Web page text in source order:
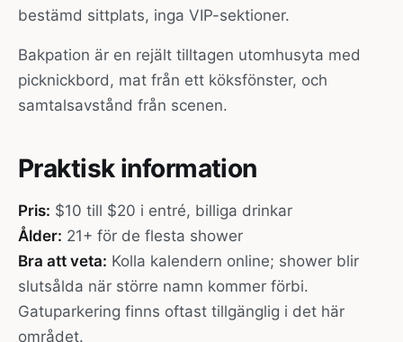
bestämd sittplats, inga VIP-sektioner.
Bakpation är en rejält tilltagen utomhusyta med
picknickbord, mat från ett köksfönster, och
samtalsavstånd från scenen.
Praktisk information
Pris: $10 till $20 i entré, billiga drinkar
Ålder: 21+ för de flesta shower
Bra att veta: Kolla kalendern online; shower blir
slutsålda när större namn kommer förbi.
Gatuparkering finns oftast tillgänglig i det här
området.